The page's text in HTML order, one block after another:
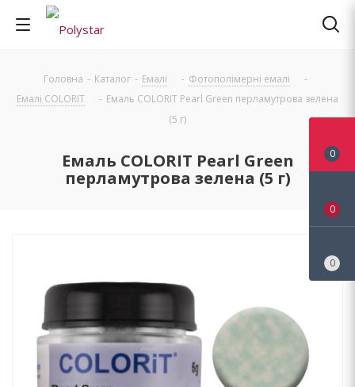
Головна - Каталог - Емалі - Фотополімерні емалі
-
Емалі COLORIT
- Емаль COLORIT Pearl Green перламутрова зелена
(5 г)
Емаль COLORIT Pearl Green
перламутрова зелена (5 г)
0
0
0